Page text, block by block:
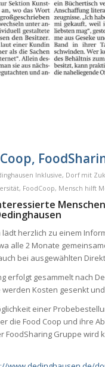
Inklusive, Dorf mit
, FoodCoop, Mensch hilft
Menschen
lädt herzlich zu einem
alle 2 Monate
bei ausgewählten
erfolgt gesammelt nach
Kosten gesenkt
einer
die Food Coop und ihre
FoodSharing Gruppe wird